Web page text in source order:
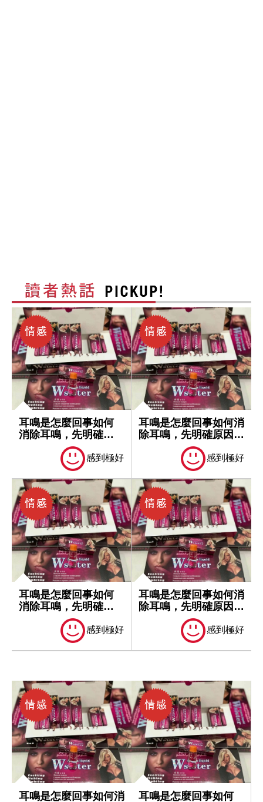
耳鳴是怎麼回事如何
消除耳鳴，先明確原
感到極好
耳鳴是怎麼回事如何消
除耳鳴，先明確原因再
感到極好
耳鳴是怎麼回事如何
消除耳鳴，先明確原
感到極好
耳鳴是怎麼回事如何消
除耳鳴，先明確原因再
感到極好
耳鳴是怎麼回事如何消
耳鳴是怎麼回事如何